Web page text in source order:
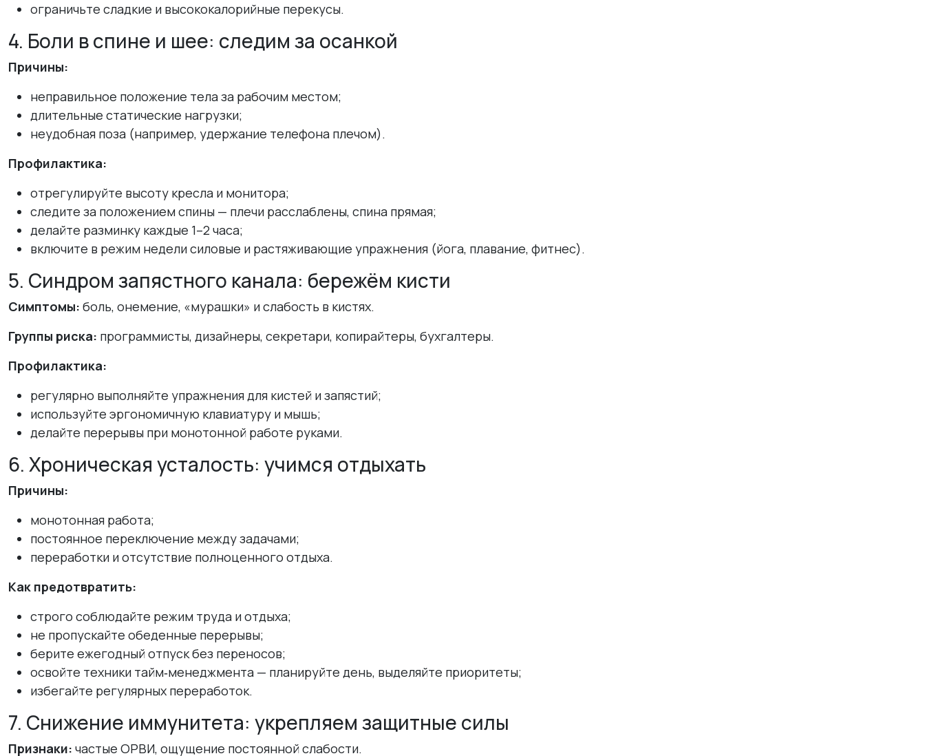
ограничьте сладкие и высококалорийные перекусы.
4. Боли в спине и шее: следим за осанкой
Причины:
неправильное положение тела за рабочим местом;
длительные статические нагрузки;
неудобная поза (например, удержание телефона плечом).
Профилактика:
отрегулируйте высоту кресла и монитора;
следите за положением спины — плечи расслаблены, спина прямая;
делайте разминку каждые 1–2 часа;
включите в режим недели силовые и растяживающие упражнения (йога, плавание, фитнес).
5. Синдром запястного канала: бережём кисти
Симптомы: боль, онемение, «мурашки» и слабость в кистях.
Группы риска: программисты, дизайнеры, секретари, копирайтеры, бухгалтеры.
Профилактика:
регулярно выполняйте упражнения для кистей и запястий;
используйте эргономичную клавиатуру и мышь;
делайте перерывы при монотонной работе руками.
6. Хроническая усталость: учимся отдыхать
Причины:
монотонная работа;
постоянное переключение между задачами;
переработки и отсутствие полноценного отдыха.
Как предотвратить:
строго соблюдайте режим труда и отдыха;
не пропускайте обеденные перерывы;
берите ежегодный отпуск без переносов;
освойте техники тайм‑менеджмента — планируйте день, выделяйте приоритеты;
избегайте регулярных переработок.
7. Снижение иммунитета: укрепляем защитные силы
Признаки: частые ОРВИ, ощущение постоянной слабости.